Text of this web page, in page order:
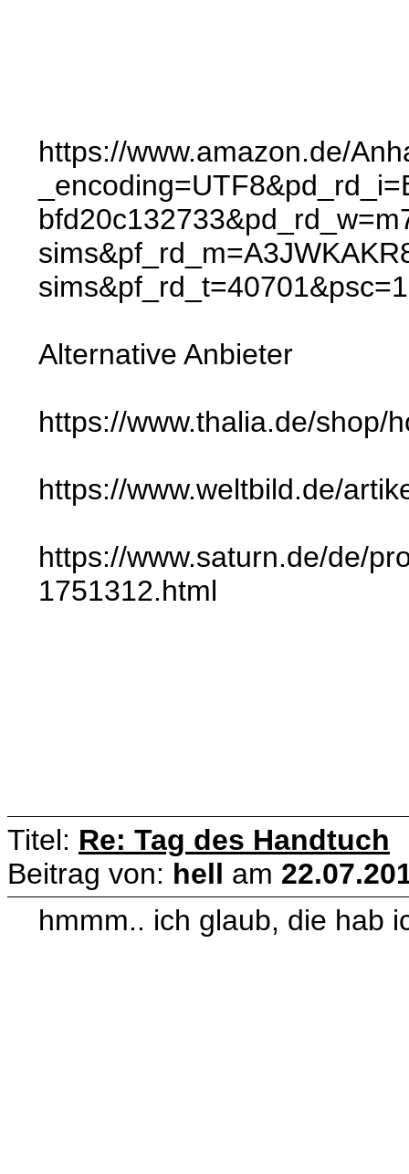
https://www.amazon.de/
Alternative Anbieter
https://www.thalia.de/shop/
https://www.weltbild.de/
https://www.saturn.de/de/
1751312.html
Titel: Re: Tag des Handtuch
Beitrag von: hell am
hmmm.. ich glaub, die hab